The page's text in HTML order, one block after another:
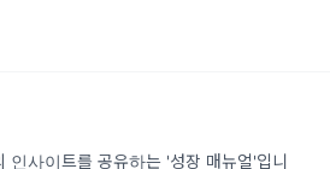
인사이트를 공유하는 '성장 매뉴얼'입니